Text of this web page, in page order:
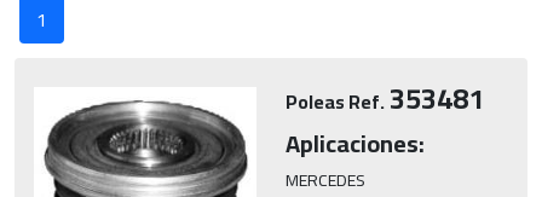
1
Poleas Ref.353481
Aplicaciones:
MERCEDES